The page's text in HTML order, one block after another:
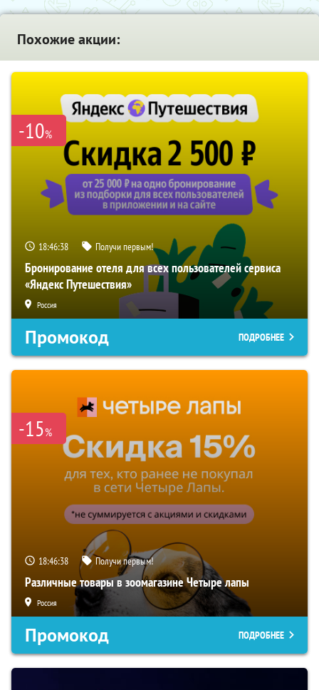
Похожие акции:
-10%
18:46:37 Получи первым!
Бронирование отеля для всех пользователей сервиса
«Яндекс Путешествия»
Россия
Промокод ПОДРОБНЕЕ
-15%
18:46:37 Получи первым!
Различные товары в зоомагазине Четыре лапы
Россия
Промокод ПОДРОБНЕЕ